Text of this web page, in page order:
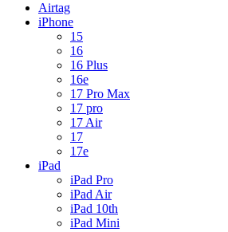
Airtag
iPhone
15
16
16 Plus
16e
17 Pro Max
17 pro
17 Air
17
17e
iPad
iPad Pro
iPad Air
iPad 10th
iPad Mini